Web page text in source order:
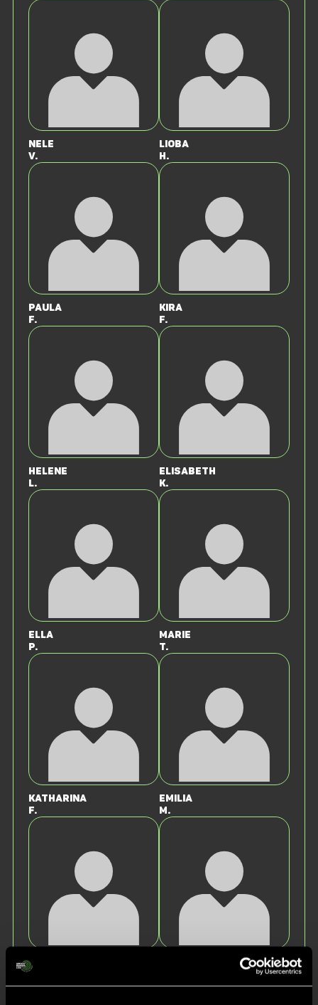
Nele
V.
Lioba
H.
Paula
F.
Kira
F.
Helene
L.
Elisabeth
K.
Ella
P.
Marie
T.
Katharina
F.
Emilia
M.
Michelle
G.